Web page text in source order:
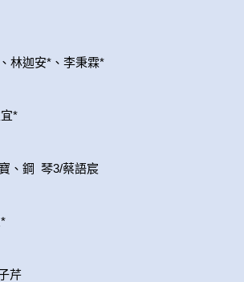
林迦安*、李秉霖*
*
、鋼  琴3/蔡語宸
芹